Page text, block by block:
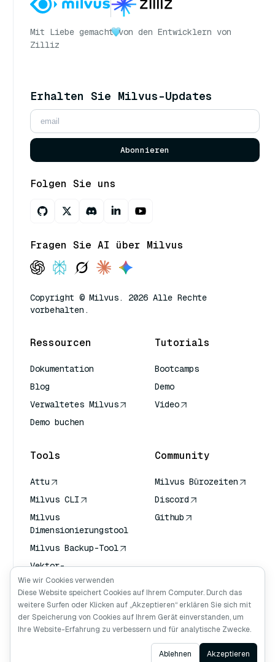
Mit Liebe gemacht von den Entwicklern von
Zilliz
Erhalten Sie Milvus-Updates
Abonnieren
Folgen Sie uns
Fragen Sie AI über Milvus
Copyright © Milvus. 2026 Alle Rechte
vorbehalten.
Ressourcen
Dokumentation
Blog
Verwaltetes Milvus
Demo buchen
Tutorials
Bootcamps
Demo
Video
Tools
Attu
Milvus CLI
Milvus
Dimensionierungstool
Milvus Backup-Tool
Vektor-
Transportdienst
(VTS)
Deep Searcher
Claude Kontext
Community
Milvus Bürozeiten
Discord
Github
Ask AI
Wie wir Cookies verwenden
Diese Website speichert Cookies auf Ihrem Computer. Durch das
weitere Surfen oder Klicken auf „Akzeptieren“ erklären Sie sich mit
der Speicherung von Cookies auf Ihrem Gerät einverstanden, um
Ihre Website-Erfahrung zu verbessern und für analytische Zwecke.
Ablehnen Akzeptieren